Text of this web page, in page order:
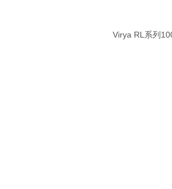
Virya RL系列